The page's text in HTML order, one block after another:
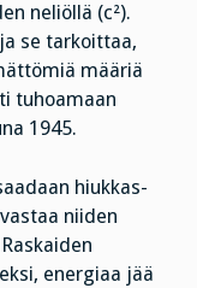
neliöllä (c²).
se tarkoittaa,
määriä
tuhoamaan
1945.
hiukkas-
niiden
energiaa jää